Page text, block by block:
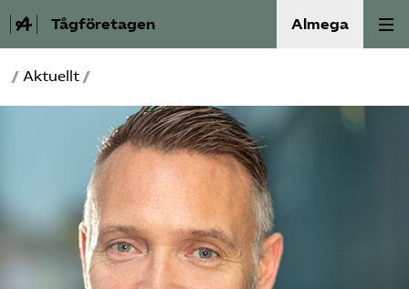
Tågföretagen Almega
Aktuellt
Reformagenda för järnvägen
Våra frågor
Aktiviteter
Om oss
/ Aktuellt /